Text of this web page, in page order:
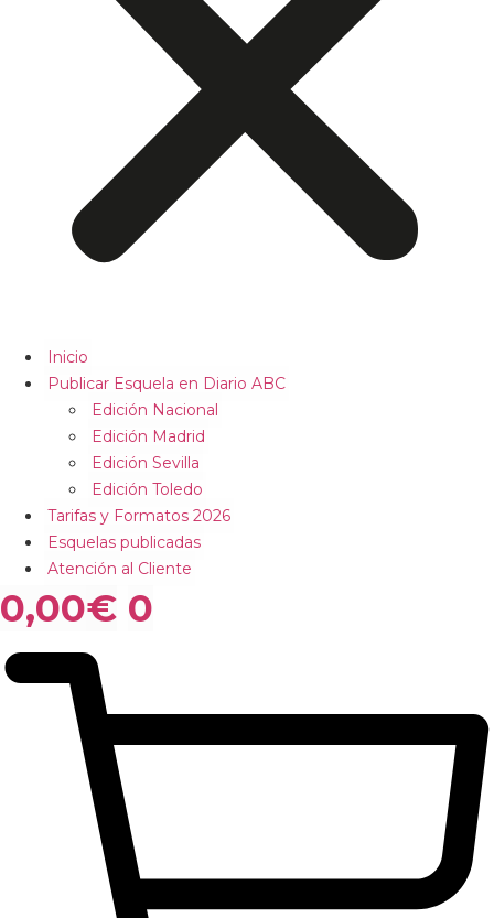
Inicio
Publicar Esquela en Diario ABC
Edición Nacional
Edición Madrid
Edición Sevilla
Edición Toledo
Tarifas y Formatos 2026
Esquelas publicadas
Atención al Cliente
0,00€ 0